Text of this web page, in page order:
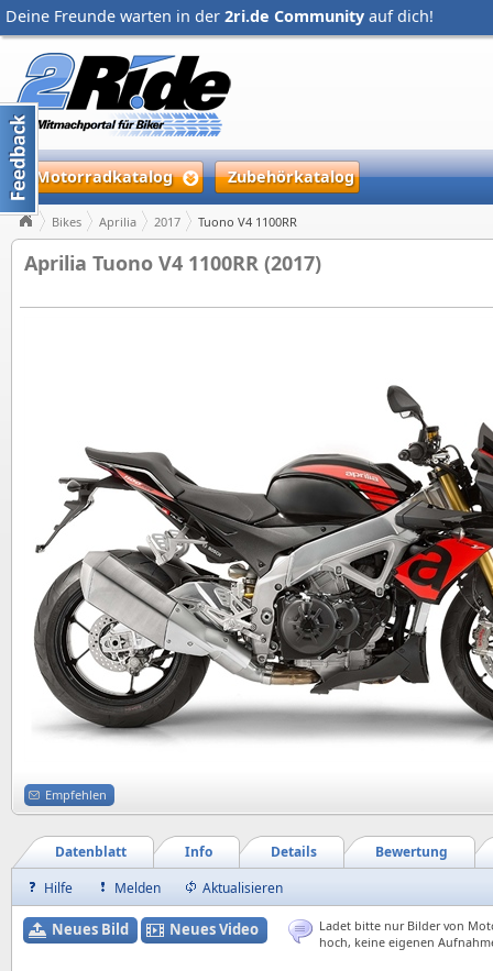
Deine Freunde warten in der 2ri.de Community auf dich!
Motorradkatalog Zubehörkatalog
Bikes Aprilia 2017 Tuono V4 1100RR
Aprilia Tuono V4 1100RR (2017)
Empfehlen
Bewertung
Details
Info
Datenblatt
Hilfe
Melden Aktualisieren
Neues Bild Neues Video
Ladet bitte nur Bilder von
hoch, keine eigenen